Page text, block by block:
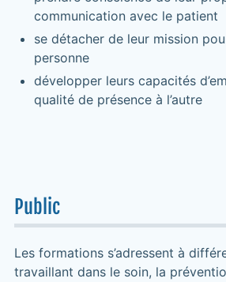
communication avec le patient
se détacher de leur mission
personne
développer leurs capacités
qualité de présence à l’autre
Public
Les formations s’adressent à
travaillant dans le soin, la